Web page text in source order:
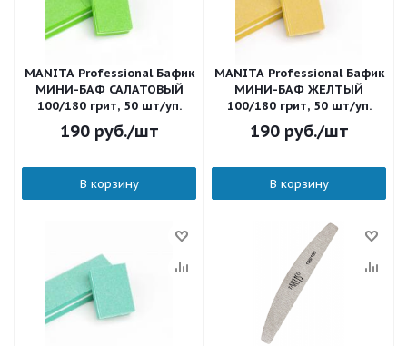
MANITA Professional Бафик
МИНИ-БАФ САЛАТОВЫЙ
100/180 грит, 50 шт/уп.
190руб./шт
В корзину
MANITA Professional Бафик
МИНИ-БАФ ЖЕЛТЫЙ
100/180 грит, 50 шт/уп.
190руб./шт
В корзину